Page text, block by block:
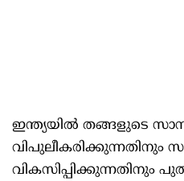
ഇന്ത്യയിൽ തങ്ങളുടെ
വിപുലീകരിക്കുന്നതിനും
വികസിപ്പിക്കുന്നതിനും